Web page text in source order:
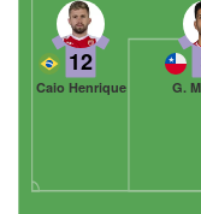
12
Caio Henrique G.